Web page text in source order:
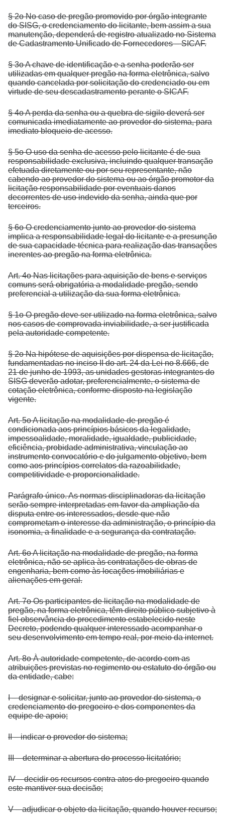
§ 2o No caso de pregão promovido por órgão integrante
do SISG, o credenciamento do licitante, bem assim a sua
manutenção, dependerá de registro atualizado no Sistema
de Cadastramento Unificado de Fornecedores – SICAF.
§ 3o A chave de identificação e a senha poderão ser
utilizadas em qualquer pregão na forma eletrônica, salvo
quando cancelada por solicitação do credenciado ou em
virtude de seu descadastramento perante o SICAF.
§ 4o A perda da senha ou a quebra de sigilo deverá ser
comunicada imediatamente ao provedor do sistema, para
imediato bloqueio de acesso.
§ 5o O uso da senha de acesso pelo licitante é de sua
responsabilidade exclusiva, incluindo qualquer transação
efetuada diretamente ou por seu representante, não
cabendo ao provedor do sistema ou ao órgão promotor da
licitação responsabilidade por eventuais danos
decorrentes de uso indevido da senha, ainda que por
terceiros.
§ 6o O credenciamento junto ao provedor do sistema
implica a responsabilidade legal do licitante e a presunção
de sua capacidade técnica para realização das transações
inerentes ao pregão na forma eletrônica.
Art. 4o Nas licitações para aquisição de bens e serviços
comuns será obrigatória a modalidade pregão, sendo
preferencial a utilização da sua forma eletrônica.
§ 1o O pregão deve ser utilizado na forma eletrônica, salvo
nos casos de comprovada inviabilidade, a ser justificada
pela autoridade competente.
§ 2o Na hipótese de aquisições por dispensa de licitação,
fundamentadas no inciso II do art. 24 da Lei no 8.666, de
21 de junho de 1993, as unidades gestoras integrantes do
SISG deverão adotar, preferencialmente, o sistema de
cotação eletrônica, conforme disposto na legislação
vigente.
Art. 5o A licitação na modalidade de pregão é
condicionada aos princípios básicos da legalidade,
impessoalidade, moralidade, igualdade, publicidade,
eficiência, probidade administrativa, vinculação ao
instrumento convocatório e do julgamento objetivo, bem
como aos princípios correlatos da razoabilidade,
competitividade e proporcionalidade.
Parágrafo único. As normas disciplinadoras da licitação
serão sempre interpretadas em favor da ampliação da
disputa entre os interessados, desde que não
comprometam o interesse da administração, o princípio da
isonomia, a finalidade e a segurança da contratação.
Art. 6o A licitação na modalidade de pregão, na forma
eletrônica, não se aplica às contratações de obras de
engenharia, bem como às locações imobiliárias e
alienações em geral.
Art. 7o Os participantes de licitação na modalidade de
pregão, na forma eletrônica, têm direito público subjetivo à
fiel observância do procedimento estabelecido neste
Decreto, podendo qualquer interessado acompanhar o
seu desenvolvimento em tempo real, por meio da internet.
Art. 8o À autoridade competente, de acordo com as
atribuições previstas no regimento ou estatuto do órgão ou
da entidade, cabe:
I – designar e solicitar, junto ao provedor do sistema, o
credenciamento do pregoeiro e dos componentes da
equipe de apoio;
II – indicar o provedor do sistema;
III – determinar a abertura do processo licitatório;
IV – decidir os recursos contra atos do pregoeiro quando
este mantiver sua decisão;
V – adjudicar o objeto da licitação, quando houver recurso;